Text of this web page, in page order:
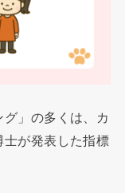
」の多くは、カ
が発表した指標